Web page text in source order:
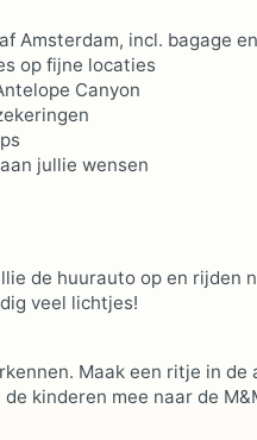
Amsterdam, incl. bagage
op fijne locaties
Canyon
jullie wensen
de huurauto op en
veel lichtjes!
Maak een ritje in
kinderen mee naar de